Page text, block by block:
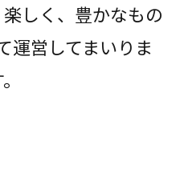
しく、豊かなもの
運営してまいりま